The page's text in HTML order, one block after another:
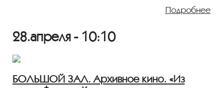
Фильм о творчестве популярного российского
актера Вячеслава Тихонова рассказывают: Борис
Всеволод Санаев, Евгений Матвеев, Алексей
Баталов.
Показ пройдёт с плёнки 35 мм из коллекции
Госфильмофонда России.
Подробнее
28.апреля - 10:10
БОЛЬШОЙ ЗАЛ. Архивное кино. «Из